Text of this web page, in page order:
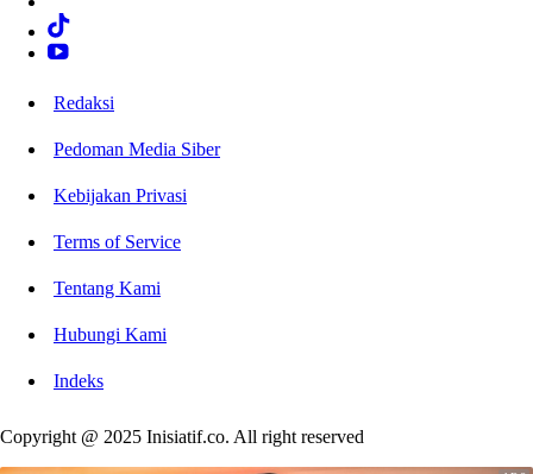
Redaksi
Pedoman Media Siber
Kebijakan Privasi
Terms of Service
Tentang Kami
Hubungi Kami
Indeks
Copyright @ 2025 Inisiatif.co. All right reserved